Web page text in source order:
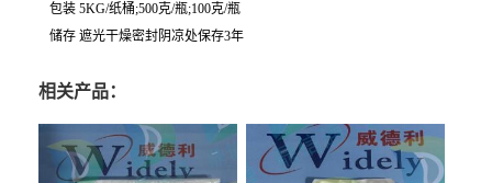
包装 5KG/纸桶;500克/瓶;100克/瓶
储存 遮光干燥密封阴凉处保存3年
相关产品：